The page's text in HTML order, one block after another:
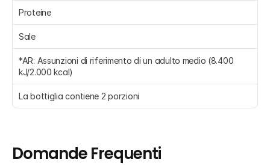
Proteine
Sale
*AR: Assunzioni di riferimento di un adulto medio (8.400
kJ/2.000 kcal)
La bottiglia contiene 2 porzioni
Domande Frequenti